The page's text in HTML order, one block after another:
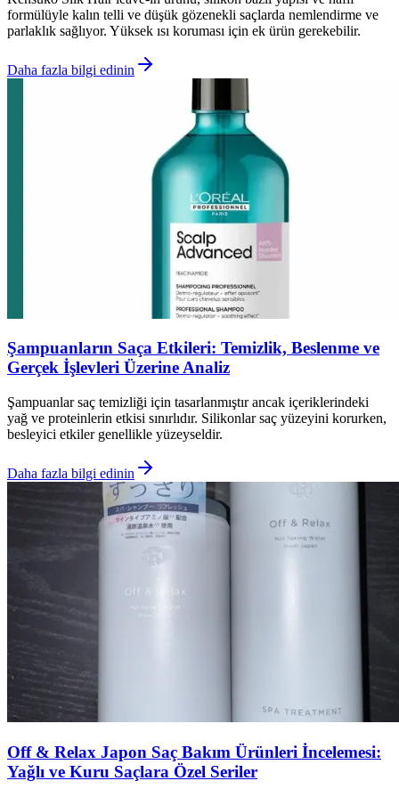
formülüyle kalın telli ve düşük gözenekli saçlarda nemlendirme ve
parlaklık sağlıyor. Yüksek ısı koruması için ek ürün gerekebilir.
Daha fazla bilgi edinin
Şampuanların Saça Etkileri: Temizlik, Beslenme ve
Gerçek İşlevleri Üzerine Analiz
Şampuanlar saç temizliği için tasarlanmıştır ancak içeriklerindeki
yağ ve proteinlerin etkisi sınırlıdır. Silikonlar saç yüzeyini korurken,
besleyici etkiler genellikle yüzeyseldir.
Daha fazla bilgi edinin
Off & Relax Japon Saç Bakım Ürünleri İncelemesi:
Yağlı ve Kuru Saçlara Özel Seriler